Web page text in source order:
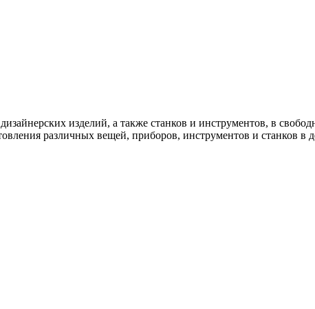
изделий, а также станков и инструментов, в
различных вещей, приборов, инструментов и станков